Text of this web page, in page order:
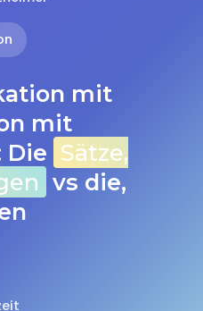
mit
mit
Die Sätze,
vs die,